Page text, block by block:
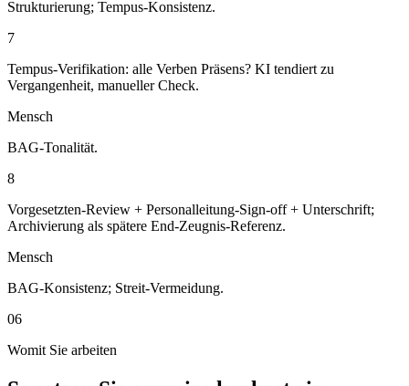
Strukturierung; Tempus-Konsistenz.
7
Tempus-Verifikation: alle Verben Präsens? KI tendiert zu
Vergangenheit, manueller Check.
Mensch
BAG-Tonalität.
8
Vorgesetzten-Review + Personalleitung-Sign-off + Unterschrift;
Archivierung als spätere End-Zeugnis-Referenz.
Mensch
BAG-Konsistenz; Streit-Vermeidung.
06
Womit Sie arbeiten